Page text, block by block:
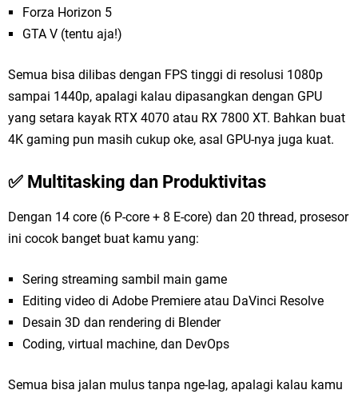
Forza Horizon 5
GTA V (tentu aja!)
Semua bisa dilibas dengan FPS tinggi di resolusi 1080p
sampai 1440p, apalagi kalau dipasangkan dengan GPU
yang setara kayak RTX 4070 atau RX 7800 XT. Bahkan buat
4K gaming pun masih cukup oke, asal GPU-nya juga kuat.
✅ Multitasking dan Produktivitas
Dengan 14 core (6 P-core + 8 E-core) dan 20 thread, prosesor
ini cocok banget buat kamu yang:
Sering streaming sambil main game
Editing video di Adobe Premiere atau DaVinci Resolve
Desain 3D dan rendering di Blender
Coding, virtual machine, dan DevOps
Semua bisa jalan mulus tanpa nge-lag, apalagi kalau kamu